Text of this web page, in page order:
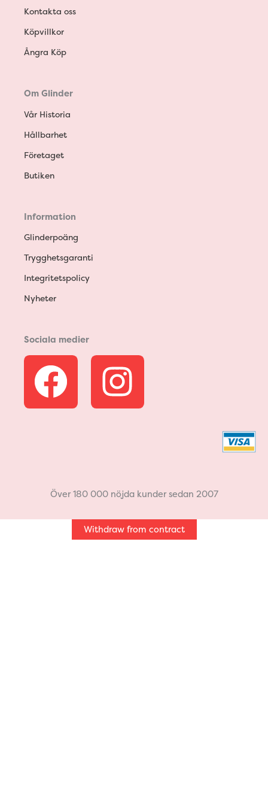
Kontakta oss
Köpvillkor
Ångra Köp
Om Glinder
Vår Historia
Hållbarhet
Företaget
Butiken
Information
Glinderpoäng
Trygghetsgaranti
Integritetspolicy
Nyheter
Sociala medier
F
a
b
o
I
n
a
g
Över 180 000 nöjda kunder sedan 2007
Withdraw from contract